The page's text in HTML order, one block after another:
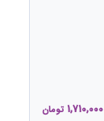
1,710,000 تومان